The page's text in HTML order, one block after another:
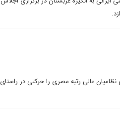
عالی رتبه مصری را حرکتی در راستای